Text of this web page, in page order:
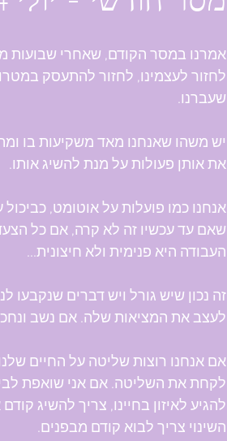
אמרנו במסר הקודם, שאחרי שבועות
לחזור לעצמינו, לחזור להתעסק
שעברנו.
יש משהו שאנחנו מאד משקיעות בו
את אותן פעולות על מנת להשיג אותו.
אנחנו כמו פועלות על אוטומט,
שאם עד עכשיו זה לא קרה, אם כל
העבודה היא פנימית ולא חיצונית...
זה נכון שיש גורל ויש דברים
לעצב את המציאות שלה. אם נשב
אם אנחנו רוצות שליטה על החיים
לקחת את השליטה. אם אני שואפת
להגיע לאיזון בחיינו, צריך להשיג
השינוי צריך לבוא קודם מבפנים.